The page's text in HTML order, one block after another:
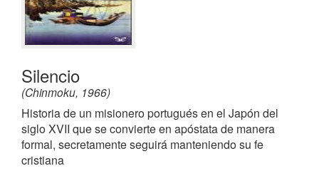
Silencio
(Chinmoku, 1966)
Historia de un misionero portugués en el Japón del
siglo XVII que se convierte en apóstata de manera
formal, secretamente seguirá manteniendo su fe
cristiana